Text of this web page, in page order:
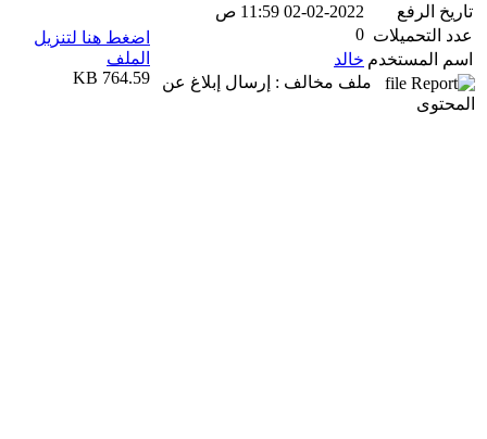
تاريخ الرفع
02-02-2022 11:59 ص
عدد التحميلات 0
اسم المستخدم خالد
ملف مخالف : إرسال إبلاغ عن
المحتوى
اضغط هنا لتنزيل
الملف
764.59 KB